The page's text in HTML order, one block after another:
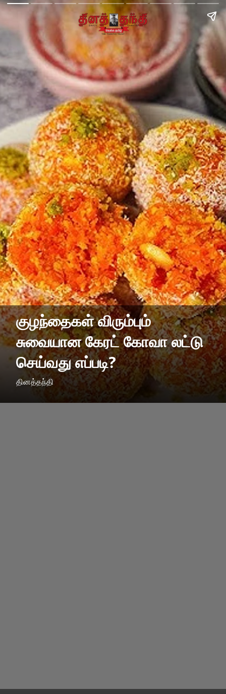
குழந்தைகள் விரும்பும்
சுவையான கேரட் கோவா லட்டு
செய்வது எப்படி?
தினத்தந்தி